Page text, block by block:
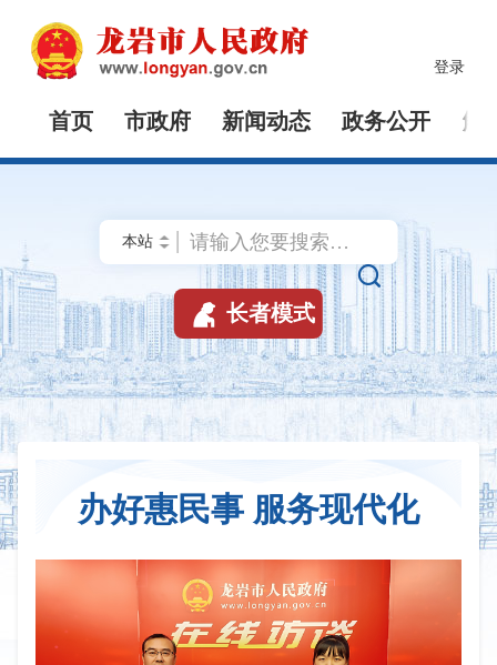
登录
首页 市政府 新闻动态 政务公开 解

 长者模式
办好惠民事 服务现代化